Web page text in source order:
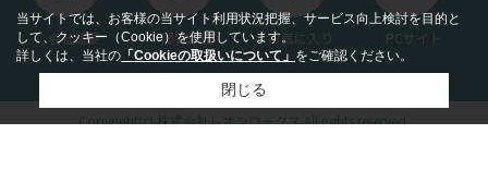
会社概要 閲覧履歴 お気に入り PCサイト
Copyright(c) 株式会社レオンワークス All rights reserved.
当サイトでは、お客様の当サイト利用状況把握、サービス向上検討を目的と
して、クッキー（Cookie）を使用しています。
詳しくは、当社の 「Cookieの取扱いについて」 をご確認ください。
閉じる